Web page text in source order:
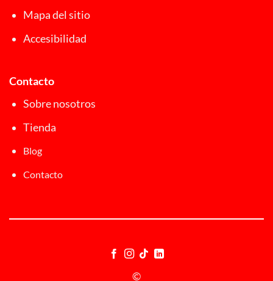
Mapa del sitio
Accesibilidad
Contacto
Sobre nosotros
Tienda
Blog
Contacto
©